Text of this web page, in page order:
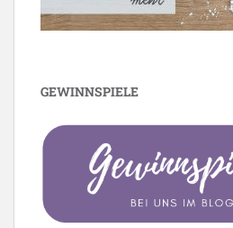
GEWINNSPIELE